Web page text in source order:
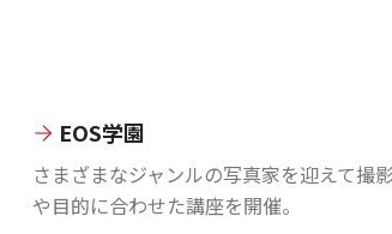
EOS学園
さまざまなジャンルの写真家を迎えて撮
や目的に合わせた講座を開催。